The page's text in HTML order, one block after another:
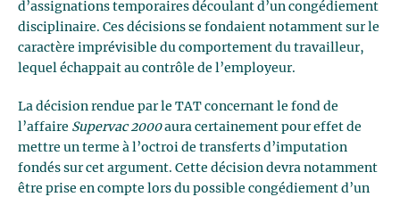
d’assignations temporaires découlant d’un congédiement
disciplinaire. Ces décisions se fondaient notamment sur le
caractère imprévisible du comportement du travailleur,
lequel échappait au contrôle de l’employeur.
La décision rendue par le TAT concernant le fond de
l’affaire Supervac 2000aura certainement pour effet de
mettre un terme à l’octroi de transferts d’imputation
fondés sur cet argument. Cette décision devra notamment
être prise en compte lors du possible congédiement d’un